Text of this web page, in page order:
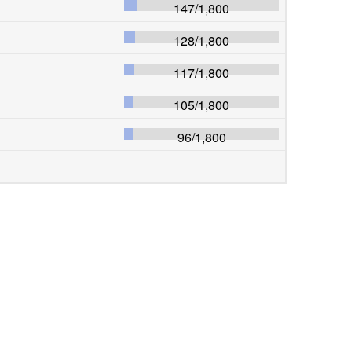
147/1,800
128/1,800
117/1,800
105/1,800
96/1,800